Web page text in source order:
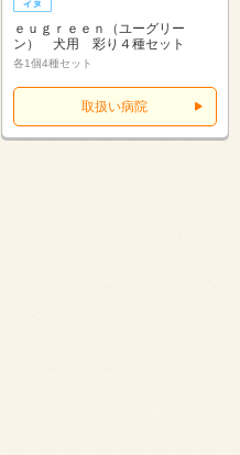
ｅｕｇｒｅｅｎ（ユーグリー
ン） 犬用 彩り４種セット
各1個4種セット
取扱い病院